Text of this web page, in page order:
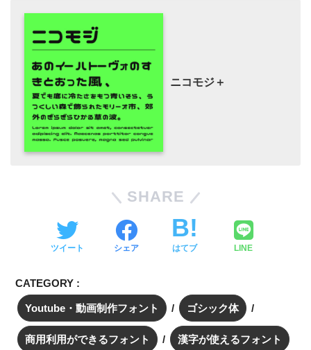
ニコモジ＋
SHARE
ツイート シェア はてブ LINE
CATEGORY :
Youtube・動画制作フォント ゴシック体
商用利用ができるフォント 漢字が使えるフォント